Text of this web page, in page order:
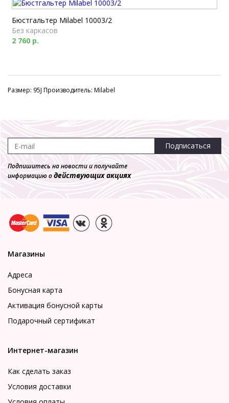
Бюстгальтер Milabel 10003/2
Без каркасов
2 760 р.
Размер: 95J Производитель: Milabel
Подписаться
Подпишитесь на новости и получайте
информацию одействующих акциях
Магазины
Адреса
Бонусная карта
Активация бонусной карты
Подарочный сертификат
Интернет-магазин
Как сделать заказ
Условия доставки